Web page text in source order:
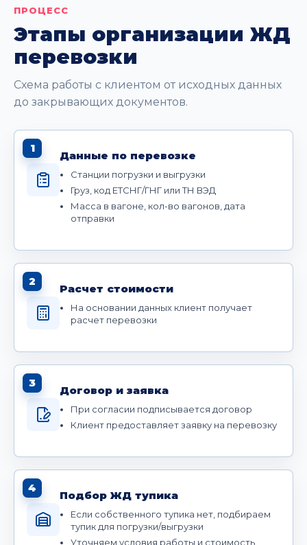
ПРОЦЕСС
Этапы организации ЖД
перевозки
Схема работы с клиентом от исходных данных
до закрывающих документов.
1
Данные по перевозке
Станции погрузки и выгрузки
Груз, код ЕТСНГ/ГНГ или ТН ВЭД
Масса в вагоне, кол-во вагонов, дата
отправки
2
Расчет стоимости
На основании данных клиент получает
расчет перевозки
3
Договор и заявка
При согласии подписывается договор
Клиент предоставляет заявку на перевозку
4
Подбор ЖД тупика
Если собственного тупика нет, подбираем
тупик для погрузки/выгрузки
Уточняем условия работы и стоимость